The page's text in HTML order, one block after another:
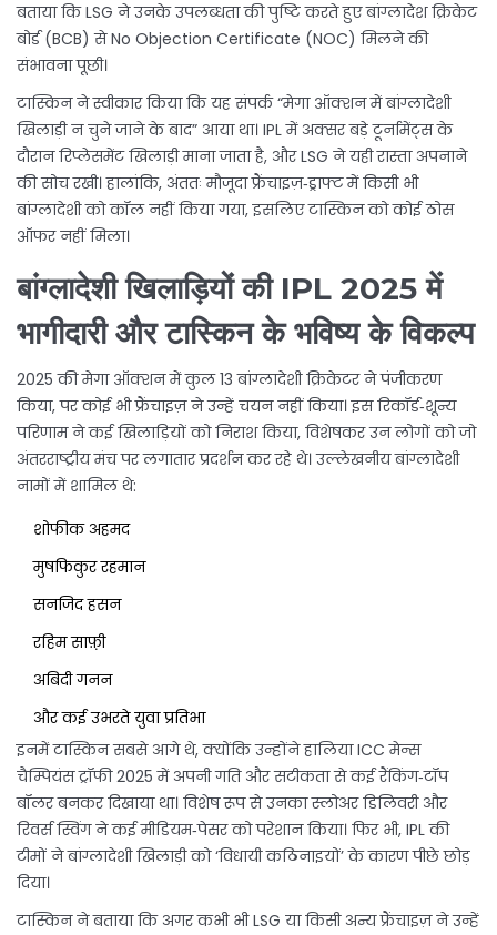
बताया कि LSG ने उनके उपलब्धता की पुष्टि करते हुए बांग्लादेश क्रिकेट
बोर्ड (BCB) से No Objection Certificate (NOC) मिलने की
संभावना पूछी।
टास्किन ने स्वीकार किया कि यह संपर्क “मेगा ऑक्शन में बांग्लादेशी
खिलाड़ी न चुने जाने के बाद” आया था। IPL में अक्सर बड़े टूर्नामेंट्स के
दौरान रिप्लेसमेंट खिलाड़ी माना जाता है, और LSG ने यही रास्ता अपनाने
की सोच रखी। हालांकि, अंततः मौजूदा फ्रैंचाइज़‑ड्राफ्ट में किसी भी
बांग्लादेशी को कॉल नहीं किया गया, इसलिए टास्किन को कोई ठोस
ऑफर नहीं मिला।
बांग्लादेशी खिलाड़ियों की IPL 2025 में
भागीदारी और टास्किन के भविष्य के विकल्प
2025 की मेगा ऑक्शन में कुल 13 बांग्लादेशी क्रिकेटर ने पंजीकरण
किया, पर कोई भी फ्रैंचाइज़ ने उन्हें चयन नहीं किया। इस रिकॉर्ड‑शून्य
परिणाम ने कई खिलाड़ियों को निराश किया, विशेषकर उन लोगों को जो
अंतरराष्ट्रीय मंच पर लगातार प्रदर्शन कर रहे थे। उल्लेखनीय बांग्लादेशी
नामों में शामिल थे:
शोफीक अहमद
मुषफिकुर रहमान
सनजिद हसन
रहिम साफ़़ी
अबिदी गनन
और कई उभरते युवा प्रतिभा
इनमें टास्किन सबसे आगे थे, क्योंकि उन्होंने हालिया ICC मेन्स
चैम्पियंस ट्रॉफी 2025 में अपनी गति और सटीकता से कई रैंकिंग‑टॉप
बॉलर बनकर दिखाया था। विशेष रूप से उनका स्लोअर डिलिवरी और
रिवर्स स्विंग ने कई मीडियम‑पेसर को परेशान किया। फिर भी, IPL की
टीमों ने बांग्लादेशी खिलाड़ी को ‘विधायी कठिनाइयों’ के कारण पीछे छोड़
दिया।
टास्किन ने बताया कि अगर कभी भी LSG या किसी अन्य फ्रैंचाइज़ ने उन्हें